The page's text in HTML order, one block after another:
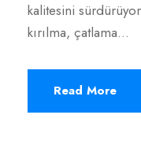
kalitesini
kırılma, çatlama...
Read More